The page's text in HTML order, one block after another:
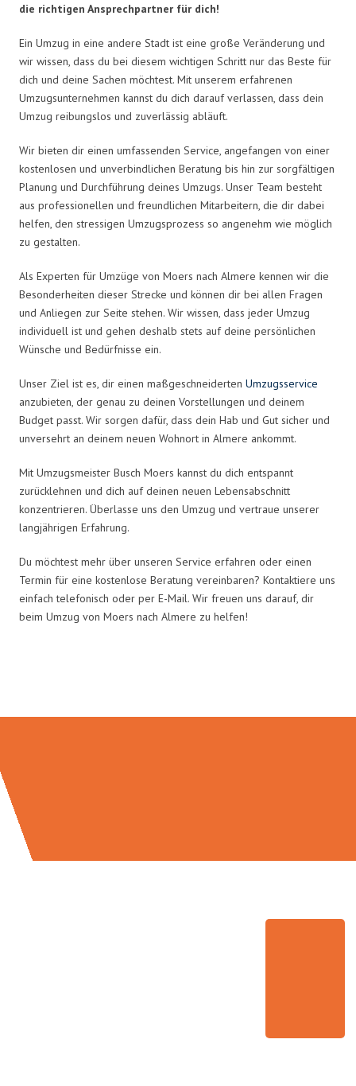
die richtigen Ansprechpartner für dich!
Ein Umzug in eine andere Stadt ist eine große Veränderung und
wir wissen, dass du bei diesem wichtigen Schritt nur das Beste für
dich und deine Sachen möchtest. Mit unserem erfahrenen
Umzugsunternehmen kannst du dich darauf verlassen, dass dein
Umzug reibungslos und zuverlässig abläuft.
Wir bieten dir einen umfassenden Service, angefangen von einer
kostenlosen und unverbindlichen Beratung bis hin zur sorgfältigen
Planung und Durchführung deines Umzugs. Unser Team besteht
aus professionellen und freundlichen Mitarbeitern, die dir dabei
helfen, den stressigen Umzugsprozess so angenehm wie möglich
zu gestalten.
Als Experten für Umzüge von Moers nach Almere kennen wir die
Besonderheiten dieser Strecke und können dir bei allen Fragen
und Anliegen zur Seite stehen. Wir wissen, dass jeder Umzug
individuell ist und gehen deshalb stets auf deine persönlichen
Wünsche und Bedürfnisse ein.
Unser Ziel ist es, dir einen maßgeschneiderten Umzugsservice
anzubieten, der genau zu deinen Vorstellungen und deinem
Budget passt. Wir sorgen dafür, dass dein Hab und Gut sicher und
unversehrt an deinem neuen Wohnort in Almere ankommt.
Mit Umzugsmeister Busch Moers kannst du dich entspannt
zurücklehnen und dich auf deinen neuen Lebensabschnitt
konzentrieren. Überlasse uns den Umzug und vertraue unserer
langjährigen Erfahrung.
Du möchtest mehr über unseren Service erfahren oder einen
Termin für eine kostenlose Beratung vereinbaren? Kontaktiere uns
einfach telefonisch oder per E-Mail. Wir freuen uns darauf, dir
beim Umzug von Moers nach Almere zu helfen!